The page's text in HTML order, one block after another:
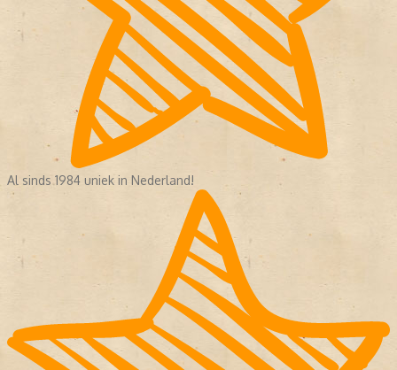
Al sinds 1984 uniek in Nederland!